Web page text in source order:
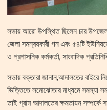
সভায় আরো উপস্থিত ছিলেন চার
জেলা সমন্বয়কারী গন এবং ৫৪টি
ও প্রশাসনিক কর্মকর্তা, সাংবাদিক
সভায় বক্তারা জানান,আদালতের বাইরে
ভিত্তিতে সমোঝোতার মাধ্যমে সমস্যা
তাই গ্রাম আদালতের ক্ষমতায়ন সম্পর্কে